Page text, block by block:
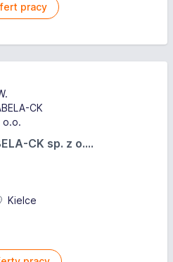
pracy
CK sp. z o....
Kielce